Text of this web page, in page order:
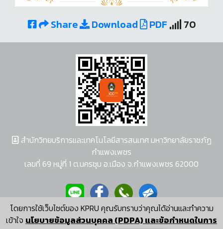
Share Download PDF 70
โดยการใช้เว็บไซต์ของ KPRU คุณรับทราบว่าคุณได้อ่านและทำความ
เข้าใจ นโยบายข้อมูลส่วนบุคคล (PDPA) และข้อกำหนดในการ
สำนักวิทยบริการและเทคโนโลยีสารสนเทศ มหาวิทยาลัยราชภัฏ
กำแพงเพชร
เลขที่ 69 หมู่ที่ 1 ต.นครชุม อ.เมือง จ.กำแพงเพชร 62000
ผู้พัฒนาระบบ อนุชา พวงผกา